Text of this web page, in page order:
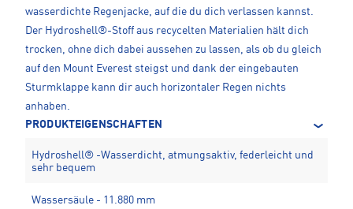
wasserdichte Regenjacke, auf die du dich verlassen kannst.
Der Hydroshell®-Stoff aus recycelten Materialien hält dich
trocken, ohne dich dabei aussehen zu lassen, als ob du gleich
auf den Mount Everest steigst und dank der eingebauten
Sturmklappe kann dir auch horizontaler Regen nichts
anhaben.
PRODUKTEIGENSCHAFTEN
Hydroshell® -Wasserdicht, atmungsaktiv, federleicht und
sehr bequem
Wassersäule - 11.880 mm